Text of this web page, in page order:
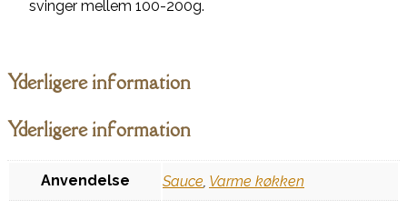
svinger mellem 100-200g.
Yderligere information
Yderligere information
Anvendelse Sauce Varme køkken